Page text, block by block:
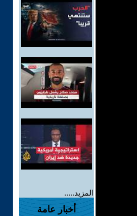
المزيد.....
أخبار عامة